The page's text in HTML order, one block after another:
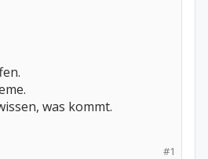
was kommt.
#1